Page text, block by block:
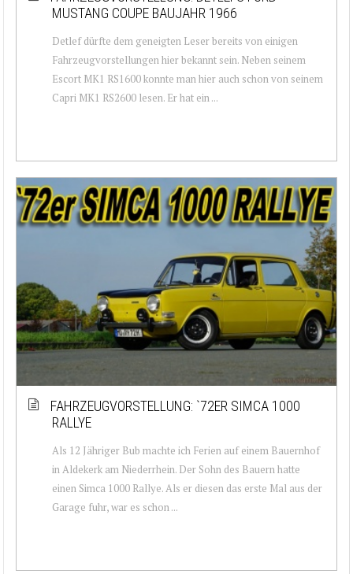
MUSTANG COUPE BAUJAHR 1966
Detlef dürfte dem geneigten Leser bereits von einigen
Fahrzeugvorstellungen hier bekannt sein. Neben seinem
Escort MK1 RS1600 konnte man hier auch schon von seinem
Capri MK1 RS2600 lesen. Er hat ein ...
FAHRZEUGVORSTELLUNG: `72ER SIMCA 1000
RALLYE
Als 12 Jähriger Bub machte ich Ferien auf einem Bauernhof
in Aldekerk am Niederrhein. Der Sohn des Bauern hatte
einen Simca 1000 Rallye. Als er diesen das erste Mal aus der
Garage fuhr, war es schon ...